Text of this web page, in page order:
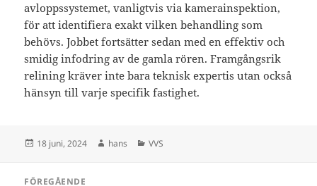
avloppssystemet, vanligtvis via kamerainspektion,
för att identifiera exakt vilken behandling som
behövs. Jobbet fortsätter sedan med en effektiv och
smidig infodring av de gamla rören. Framgångsrik
relining kräver inte bara teknisk expertis utan också
hänsyn till varje specifik fastighet.
Postat
18 juni, 2024 Författare
hans Kategorier
VVS
FÖREGÅENDE